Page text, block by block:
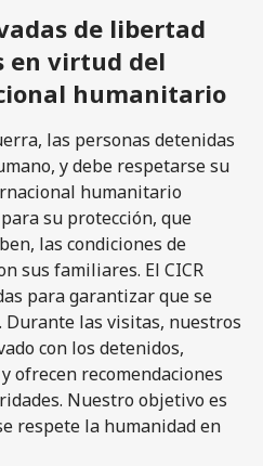
de libertad
en virtud del
humanitario
las personas detenidas
y debe respetarse su
humanitario
su protección, que
las condiciones de
sus familiares. El CICR
para garantizar que se
Durante las visitas, nuestros
con los detenidos,
ofrecen recomendaciones
Nuestro objetivo es
respete la humanidad en